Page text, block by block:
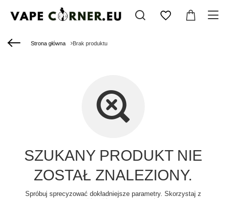
Strona główna Brak produktu
SZUKANY PRODUKT NIE
ZOSTAŁ ZNALEZIONY.
Spróbuj sprecyzować dokładniejsze parametry. Skorzystaj z